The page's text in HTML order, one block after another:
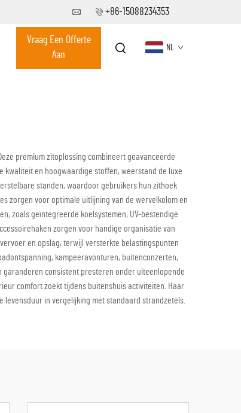
+86-15088234353
Vraag Een Offerte
Aan
NL
premium zitoplossing combineert geavanceerde
kwaliteit en hoogwaardige stoffen, weerstand de luxe
standen, waardoor gebruikers hun zithoek
zorgen voor optimale uitlijning van de wervelkolom en
zoals geïntegreerde koelsystemen, UV-bestendige
zorgen voor handige organisatie van
en opslag, terwijl versterkte belastingspunten
kampeeravonturen, buitenconzerten,
consistent presteren onder uiteenlopende
comfort zoekt tijdens buitenshuis activiteiten. Haar
in vergelijking met standaard strandzetels.